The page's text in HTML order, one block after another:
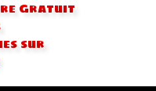
Gratuit
sur